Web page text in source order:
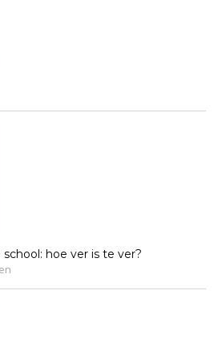
hoe ver is te ver?